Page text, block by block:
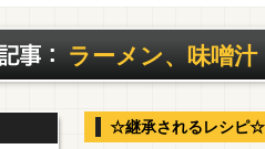
ラーメン、味噌汁
☆継承されるレシピ☆